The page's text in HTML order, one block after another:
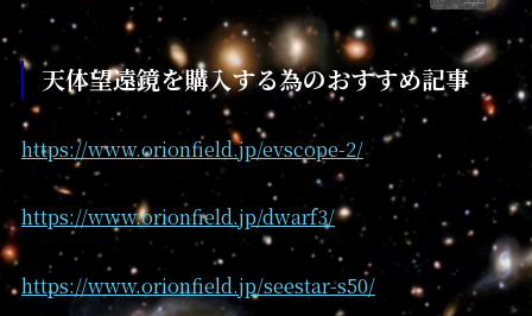
天体望遠鏡を購入する為のおすすめ記事
https://www.orionfield.jp/evscope-2/
https://www.orionfield.jp/dwarf3/
https://www.orionfield.jp/seestar-s50/